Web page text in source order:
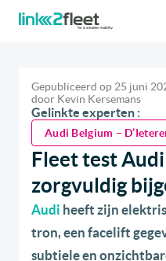
Zoeken
Gepubliceerd op25 juni
door Kevin Kersemans
Gelinkte experten :
Audi Belgium –
Fleet test
zorgvuldig
Audi heeft zijn
tron, een facelift
subtiele en